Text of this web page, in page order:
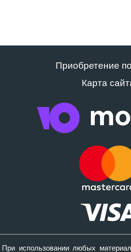
Приобретение
Карта
При использовании любых